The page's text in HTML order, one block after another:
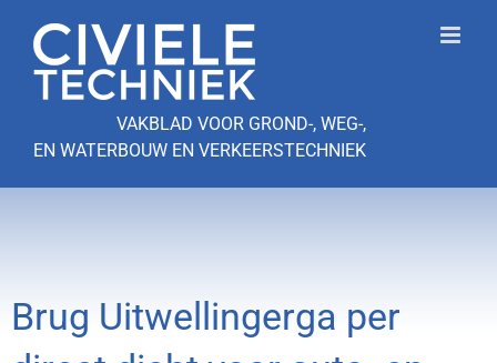
naar
inhoud
VAKBLAD VOOR GROND-, WEG-,
EN WATERBOUW EN VERKEERSTECHNIEK
Brug Uitwellingerga per